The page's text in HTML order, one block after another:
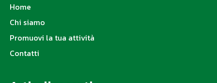
Home
Chi siamo
Promuovi la tua attività
Contatti